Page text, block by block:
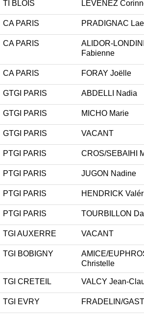
TI BLOIS LEVENEZ
CA PARIS PRADIGNAC
CA PARIS
ALIDOR-
Fabienne
CA PARIS FORAY Joëlle
GTGI PARIS ABDELLI Nadia
GTGI PARIS MICHO Marie
GTGI PARIS VACANT
PTGI PARIS CROS/SEBAIHI
PTGI PARIS JUGON Nadine
PTGI PARIS HENDRICK
PTGI PARIS TOURBILLON
TGI AUXERRE VACANT
TGI BOBIGNY
AMICE/
Christelle
TGI CRETEIL VALCY Jean-
TGI EVRY FRADELIN/